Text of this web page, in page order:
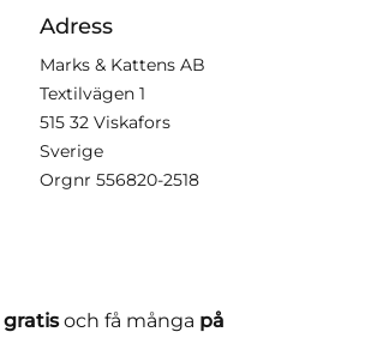
Adress
Marks & Kattens AB
Textilvägen 1
515 32 Viskafors
Sverige
Orgnr 556820-2518
gratisoch få många på